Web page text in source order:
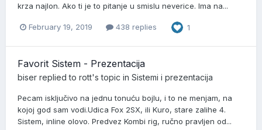
krza najlon. Ako ti je to pitanje u smislu neverice. Ima na...
February 19, 2019 438 replies 1
Favorit Sistem - Prezentacija
biser replied to rott's topic in Sistemi i prezentacija
Pecam isključivo na jednu tonuću bojlu, i to ne menjam, na
kojoj god sam vodi.Udica Fox 2SX, ili Kuro, stare zalihe 4.
Sistem, inline olovo. Predvez Kombi rig, ručno pravljen od...